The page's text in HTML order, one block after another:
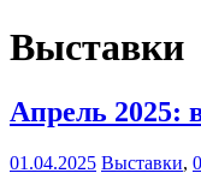
Выставки
Апрель 2025:
01.04.2025 Выставки,